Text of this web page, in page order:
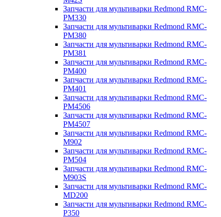
Запчасти для мультиварки Redmond RMC-
PM330
Запчасти для мультиварки Redmond RMC-
PM380
Запчасти для мультиварки Redmond RMC-
PM381
Запчасти для мультиварки Redmond RMC-
PM400
Запчасти для мультиварки Redmond RMC-
PM401
Запчасти для мультиварки Redmond RMC-
PM4506
Запчасти для мультиварки Redmond RMC-
PM4507
Запчасти для мультиварки Redmond RMC-
M902
Запчасти для мультиварки Redmond RMC-
PM504
Запчасти для мультиварки Redmond RMC-
M903S
Запчасти для мультиварки Redmond RMC-
MD200
Запчасти для мультиварки Redmond RMC-
P350